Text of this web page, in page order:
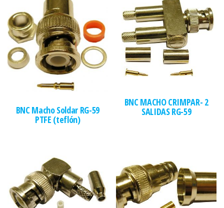
BNC Macho Soldar RG-59
PTFE (teflón)
BNC MACHO CRIMPAR- 2
SALIDAS RG-59